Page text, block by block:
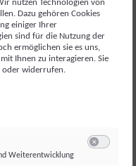
nutzen Technologien von
Dazu gehören Cookies
einiger Ihrer
sind für die Nutzung der
ermöglichen sie es uns,
Ihnen zu interagieren. Sie
oder widerrufen.
Weiterentwicklung